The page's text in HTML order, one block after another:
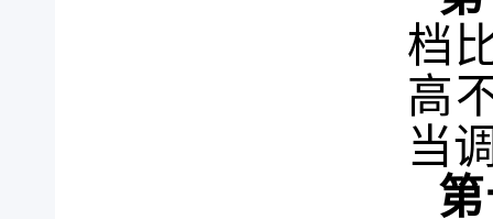
档
高
当